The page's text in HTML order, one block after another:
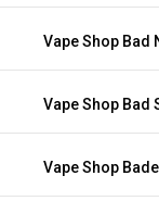
Vape Shop Bad
Vape Shop Bad
Vape Shop